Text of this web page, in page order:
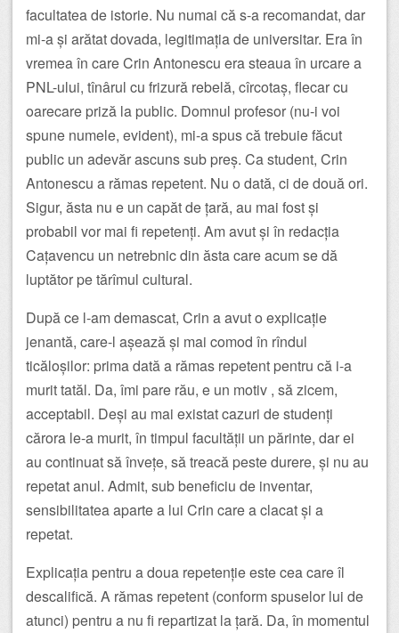
facultatea de istorie. Nu numai că s-a recomandat, dar
mi-a și arătat dovada, legitimația de universitar. Era în
vremea în care Crin Antonescu era steaua în urcare a
PNL-ului, tînârul cu frizură rebelă, cîrcotaș, flecar cu
oarecare priză la public. Domnul profesor (nu-i voi
spune numele, evident), mi-a spus că trebuie făcut
public un adevăr ascuns sub preș. Ca student, Crin
Antonescu a rămas repetent. Nu o dată, ci de două ori.
Sigur, ăsta nu e un capăt de țară, au mai fost și
probabil vor mai fi repetenți. Am avut și în redacția
Cațavencu un netrebnic din ăsta care acum se dă
luptător pe tărîmul cultural.
După ce l-am demascat, Crin a avut o explicație
jenantă, care-l așează și mai comod în rîndul
ticăloșilor: prima dată a rămas repetent pentru că i-a
murit tatăl. Da, îmi pare rău, e un motiv , să zicem,
acceptabil. Deși au mai existat cazuri de studenți
cărora le-a murit, în timpul facultății un părinte, dar ei
au continuat să învețe, să treacă peste durere, și nu au
repetat anul. Admit, sub beneficiu de inventar,
sensibilitatea aparte a lui Crin care a clacat și a
repetat.
Explicația pentru a doua repetenție este cea care îl
descalifică. A rămas repetent (conform spuselor lui de
atunci) pentru a nu fi repartizat la țară. Da, în momentul